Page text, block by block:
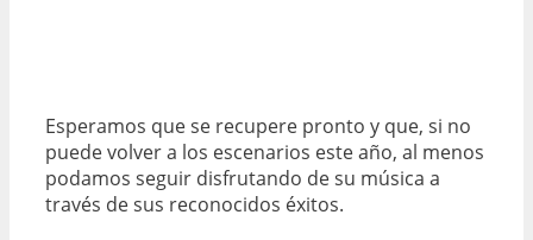
Esperamos que se recupere pronto y que, si no
puede volver a los escenarios este año, al menos
podamos seguir disfrutando de su música a
través de sus reconocidos éxitos.